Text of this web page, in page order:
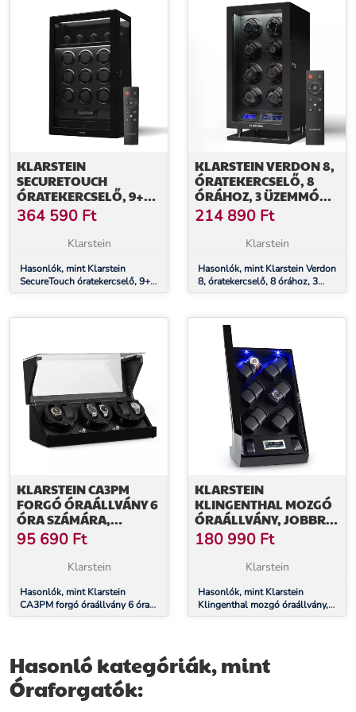
KLARSTEIN
SECURETOUCH
ÓRATEKERCSELŐ, 9+4
ÓRA, MABUCHI
MOTOR,
ZONGORALAKK, 41
EK
364 590 Ft
Klarstein
Hasonlók, mint Klarstein
SecureTouch óratekercselő, 9+4
óra, Mabuchi motor,
LED-ek
KLARSTEIN VERDON 8,
ÓRATEKERCSELŐ, 8
ÓRÁHOZ, 3 ÜZEMMÓD,
5 SEBESSÉG, LED,
TÁVIRÁNYÍTÓ
214 890 Ft
Klarstein
Hasonlók, mint Klarstein Verdon
8, óratekercselő, 8 órához, 3
üzemmód, 5 sebesség, LED,
KLARSTEIN CA3PM
FORGÓ ÓRAÁLLVÁNY 6
ÓRA SZÁMÁRA,
KARBONKÜLSŐ
95 690 Ft
Klarstein
Hasonlók, mint Klarstein
CA3PM forgó óraállvány 6 óra
számára, karbonkülső
KLARSTEIN
KLINGENTHAL MOZGÓ
ÓRAÁLLVÁNY, JOBBRA-
BALRA FORGÁS, 14
ÓRA, LED,
ÉRINTÉSVEZÉRELT,
180 990 Ft
Klarstein
Hasonlók, mint Klarstein
Klingenthal mozgó óraállvány,
jobbra-balra forgás, 14 óra,
Hasonló kategóriák, mint
Óraforgatók: